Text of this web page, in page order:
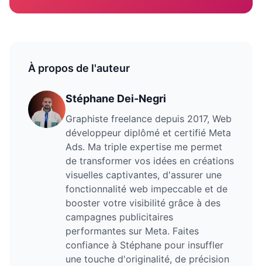
À propos de l'auteur
Stéphane Dei-Negri
Graphiste freelance depuis 2017, Web
développeur diplômé et certifié Meta
Ads. Ma triple expertise me permet
de transformer vos idées en créations
visuelles captivantes, d'assurer une
fonctionnalité web impeccable et de
booster votre visibilité grâce à des
campagnes publicitaires
performantes sur Meta. Faites
confiance à Stéphane pour insuffler
une touche d'originalité, de précision